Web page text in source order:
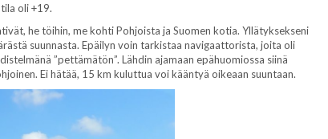
oli +19.
he töihin, me kohti Pohjoista ja Suomen kotia. Yllätyksekseni
suunnasta. Epäilyn voin tarkistaa navigaattorista, joita oli
”pettämätön”. Lähdin ajamaan epähuomiossa siinä
Ei hätää, 15 km kuluttua voi kääntyä oikeaan suuntaan.